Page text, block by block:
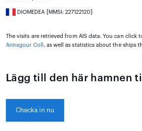
DIOMEDEA [MMSI: 227122120]
The visits are retrieved from AIS data. You can click
Arinagour Coll
, as well as statistics about the ships
Lägg till den här hamnen
Checka in nu